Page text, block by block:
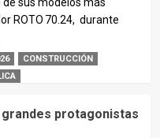
ROTO 70.24, durante
CONSTRUCCIÓN
protagonistas